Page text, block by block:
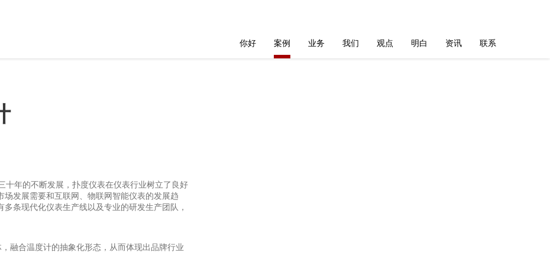
你好 案例 业务 我们 观点 明白 资讯 联系
年的不断发展，扑度仪表在仪表行业树立了良好
发展需要和互联网、物联网智能仪表的发展趋
条现代化仪表生产线以及专业的研发生产团队，
融合温度计的抽象化形态，从而体现出品牌行业